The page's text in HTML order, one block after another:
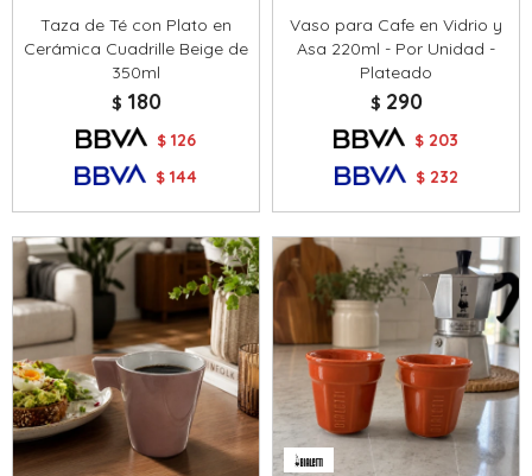
Taza de Té con Plato en
Cerámica Cuadrille Beige de
350ml
$ 180
$ 126
$ 144
Vaso para Cafe en Vidrio y
Asa 220ml - Por Unidad -
Plateado
$ 290
$ 203
$ 232